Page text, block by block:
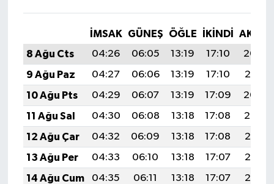
İMSAK GÜNEŞ ÖĞLE İKINDI
8 Ağu Cts
04:26 06:05 13:19 17:10
20:23
9 Ağu Paz
04:27 06:06 13:19 17:10
20:21
10 Ağu Pts
04:29 06:07 13:19 17:09
20:20
11 Ağu Sal
04:30 06:08 13:18 17:08
20:19
12 Ağu Çar
04:32 06:09 13:18 17:08
20:18
13 Ağu Per
04:33 06:10 13:18 17:07
20:16
14 Ağu Cum
04:35 06:11 13:18 17:07
20:15